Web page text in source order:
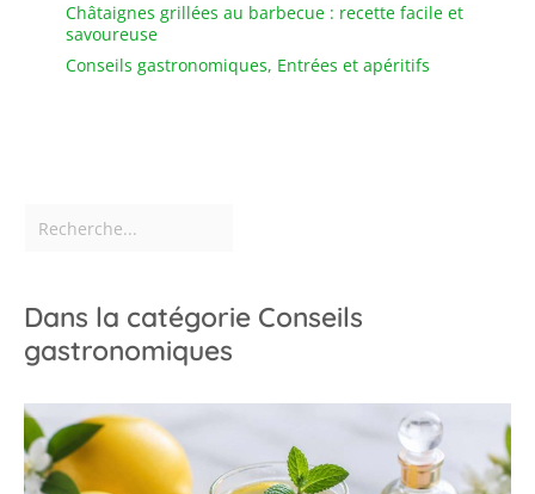
Châtaignes grillées au barbecue : recette facile et
savoureuse
Conseils gastronomiques, Entrées et apéritifs
Dans la catégorie Conseils
gastronomiques